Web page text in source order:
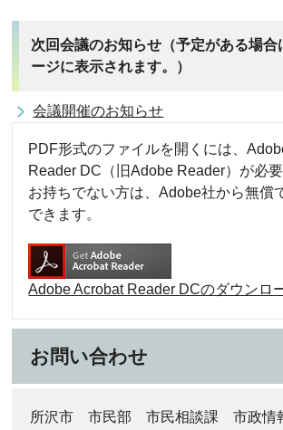
次回会議のお知らせ（予定がある場合
ージに表示されます。）
会議開催のお知らせ
PDF形式のファイルを開くには、
Reader DC（旧Adobe Reader）が必要
お持ちでない方は、Adobe社から無償
できます。
Adobe Acrobat Reader DCのダウンロ
お問い合わせ
所沢市 市民部 市民相談課 市政情